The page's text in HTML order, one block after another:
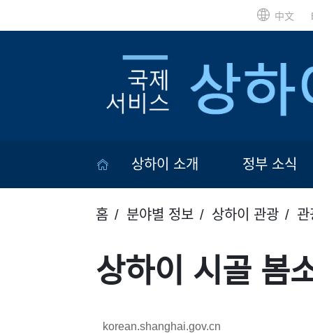
中文
상하이 소개 정부 소식
홈 분야별 정보 상하이 관광 관
상하이 시골 봄
korean.shanghai.gov.cn